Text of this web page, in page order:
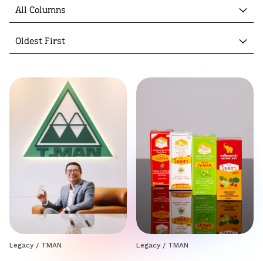
All Columns
Oldest First
Legacy / TMAN Legacy / TMAN